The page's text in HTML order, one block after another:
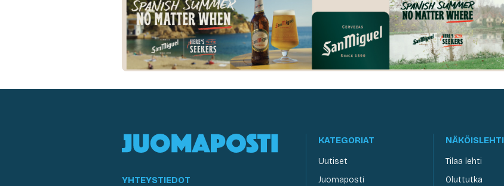
YHTEYSTIEDOT
KATEGORIAT
Uutiset
Juomaposti
NÄKÖISLEHTI
Tilaa lehti
Oluttutka